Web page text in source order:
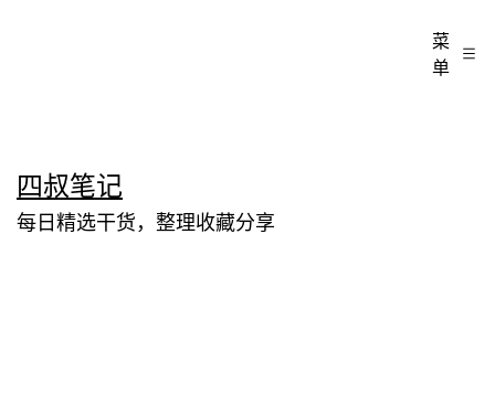
至
内
四叔笔记
每日精选干货，整理收藏分享
菜
单